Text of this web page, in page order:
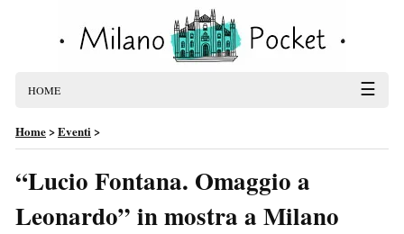
HOME ☰
Home>Eventi>
“Lucio Fontana. Omaggio a
Leonardo” in mostra a Milano